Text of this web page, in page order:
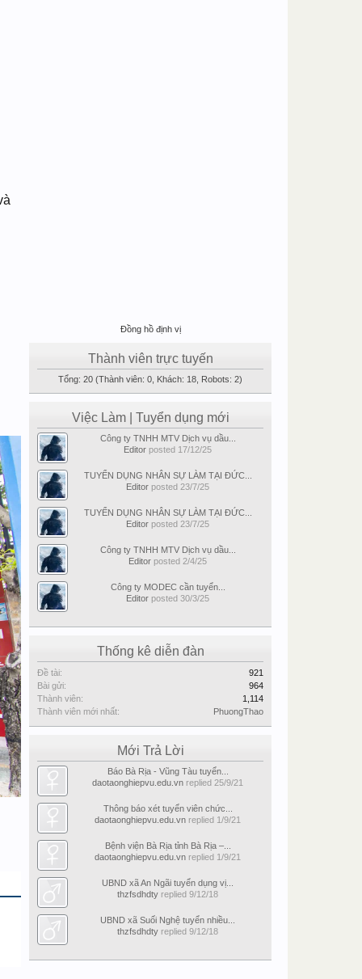
Đồng hồ định vị
Thành viên trực tuyến
Tổng: 20 (Thành viên: 0, Khách: 18, Robots: 2)
Việc Làm | Tuyển dụng mới
Công ty TNHH MTV Dịch vụ dầu...
Editor posted 17/12/25
TUYỂN DỤNG NHÂN SỰ LÀM TẠI ĐỨC...
Editor posted 23/7/25
TUYỂN DỤNG NHÂN SỰ LÀM TẠI ĐỨC...
Editor posted 23/7/25
Công ty TNHH MTV Dịch vụ dầu...
Editor posted 2/4/25
Công ty MODEC cần tuyển...
Editor posted 30/3/25
Thống kê diễn đàn
Đề tài:
921
Bài gửi:
964
Thành viên:
1,114
Thành viên mới nhất:
PhuongThao
Mới Trả Lời
Báo Bà Rịa - Vũng Tàu tuyển...
daotaonghiepvu.edu.vn replied 25/9/21
Thông báo xét tuyển viên chức...
daotaonghiepvu.edu.vn replied 1/9/21
Bệnh viện Bà Rịa tỉnh Bà Rịa –...
daotaonghiepvu.edu.vn replied 1/9/21
UBND xã An Ngãi tuyển dụng vị...
thzfsdhdty replied 9/12/18
UBND xã Suối Nghệ tuyển nhiều...
thzfsdhdty replied 9/12/18